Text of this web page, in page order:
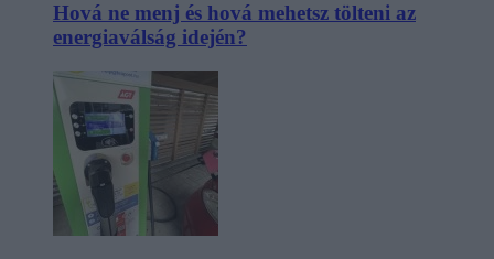
Hová ne menj és hová mehetsz tölteni az
energiaválság idején?